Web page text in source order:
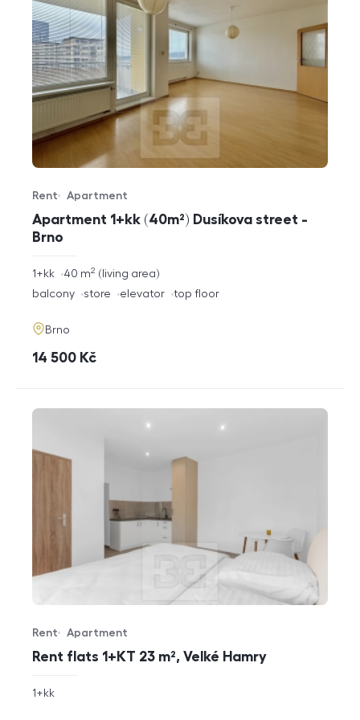
Apartment 1+kk (40m²) Dusíkova street -
Brno
Offer type
Rent
Property type
Apartment
rozměry
1+kk living area
40 m2
funkce
balcony store elevator top floor
adresa
Brno
cena
14 500 Kč
Rent flats 1+KT 23 m², Velké Hamry
Offer type
Rent
Property type
Apartment
rozměry
1+kk